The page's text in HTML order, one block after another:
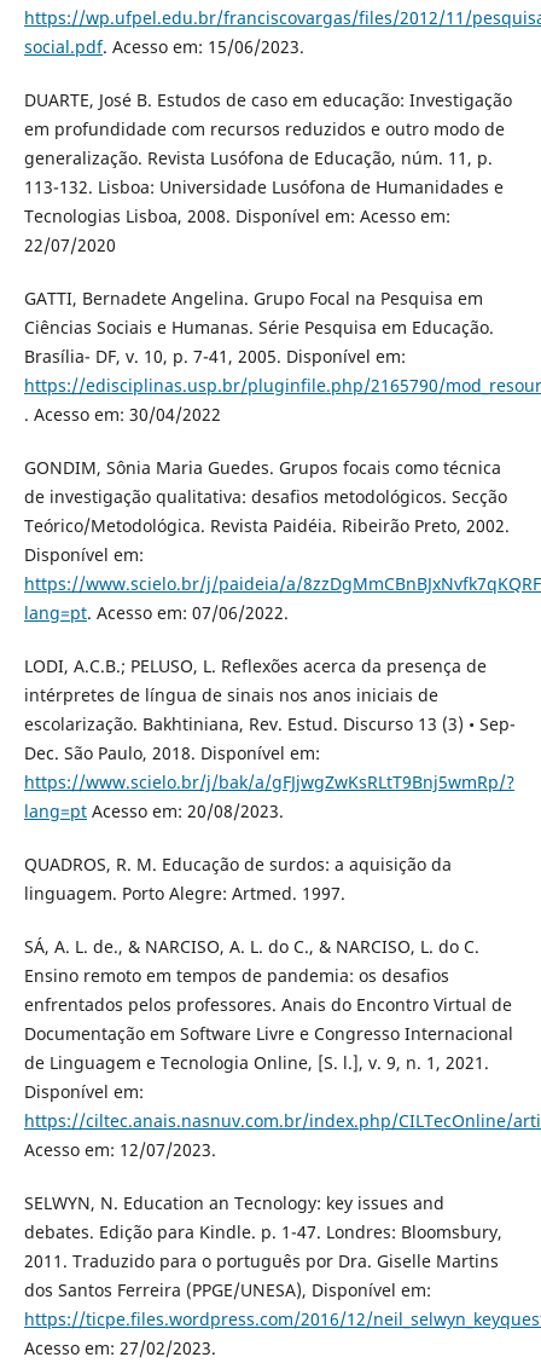
https://wp.ufpel.edu.br/franciscovargas/files/2012/11/
social.pdf. Acesso em: 15/06/2023.
DUARTE, José B. Estudos de caso em educação: Investigação
em profundidade com recursos reduzidos e outro modo de
generalização. Revista Lusófona de Educação, núm. 11, p.
113-132. Lisboa: Universidade Lusófona de Humanidades e
Tecnologias Lisboa, 2008. Disponível em: Acesso em:
22/07/2020
GATTI, Bernadete Angelina. Grupo Focal na Pesquisa em
Ciências Sociais e Humanas. Série Pesquisa em Educação.
Brasília- DF, v. 10, p. 7-41, 2005. Disponível em:
https://edisciplinas.usp.br/pluginfile.php/2165790/
. Acesso em: 30/04/2022
GONDIM, Sônia Maria Guedes. Grupos focais como técnica
de investigação qualitativa: desafios metodológicos. Secção
Teórico/Metodológica. Revista Paidéia. Ribeirão Preto, 2002.
Disponível em:
https://www.scielo.br/j/paideia/a/
lang=pt. Acesso em: 07/06/2022.
LODI, A.C.B.; PELUSO, L. Reflexões acerca da presença de
intérpretes de língua de sinais nos anos iniciais de
escolarização. Bakhtiniana, Rev. Estud. Discurso 13 (3) • Sep-
Dec. São Paulo, 2018. Disponível em:
https://www.scielo.br/j/bak/a/gFJjwgZwKsRLtT9Bnj5wmRp/?
lang=ptAcesso em: 20/08/2023.
QUADROS, R. M. Educação de surdos: a aquisição da
linguagem. Porto Alegre: Artmed. 1997.
SÁ, A. L. de., & NARCISO, A. L. do C., & NARCISO, L. do C.
Ensino remoto em tempos de pandemia: os desafios
enfrentados pelos professores. Anais do Encontro Virtual de
Documentação em Software Livre e Congresso Internacional
de Linguagem e Tecnologia Online, [S. l.], v. 9, n. 1, 2021.
Disponível em:
https://ciltec.anais.nasnuv.com.br/index.php/CILTecOnline/
Acesso em: 12/07/2023.
SELWYN, N. Education an Tecnology: key issues and
debates. Edição para Kindle. p. 1-47. Londres: Bloomsbury,
2011. Traduzido para o português por Dra. Giselle Martins
dos Santos Ferreira (PPGE/UNESA), Disponível em:
https://ticpe.files.wordpress.com/2016/12/
Acesso em: 27/02/2023.